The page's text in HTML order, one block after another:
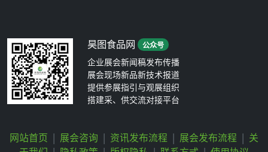
昊图食品网 公众号
企业展会新闻稿发布传播
展会现场新品新技术报道
提供参展指引与观展组织
搭建采、供交流对接平台
网站首页 | 展会咨询 | 资讯发布流程 | 展会发布流程 | 关